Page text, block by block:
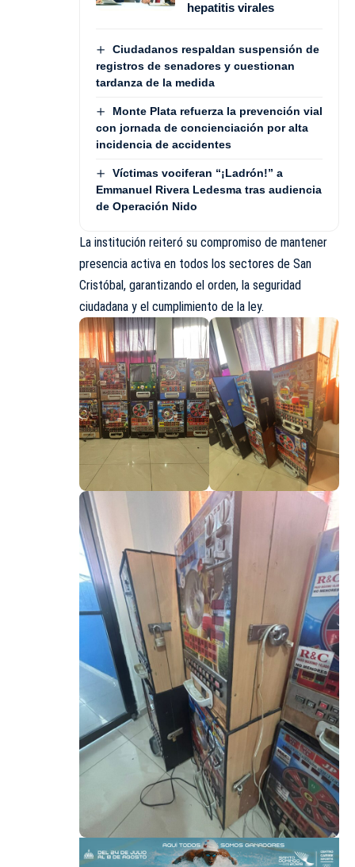
hepatitis virales
Ciudadanos respaldan suspensión de
registros de senadores y cuestionan
tardanza de la medida
Monte Plata refuerza la prevención vial
con jornada de concienciación por alta
incidencia de accidentes
Víctimas vociferan “¡Ladrón!” a
Emmanuel Rivera Ledesma tras audiencia
de Operación Nido
La institución reiteró su compromiso de mantener
presencia activa en todos los sectores de San
Cristóbal, garantizando el orden, la seguridad
ciudadana y el cumplimiento de la ley.